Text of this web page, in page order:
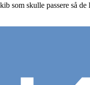
som skulle passere så de